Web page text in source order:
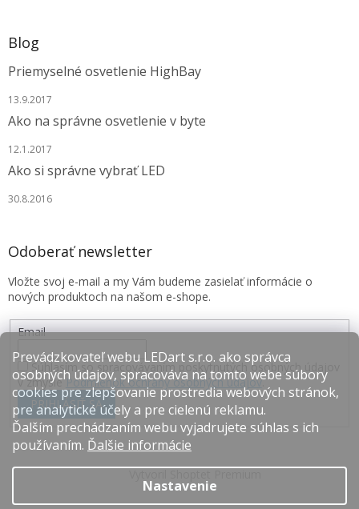
Prevádzkovateľ webu LEDart s.r.o. ako správca
osobných údajov, spracováva na tomto webe súbory
cookies pre zlepšovanie prostredia webových stránok,
pre analytické účely a pre cielenú reklamu.
Ďalším prechádzaním webu vyjadrujete súhlas s ich
používaním. Ďalšie informácie
Nastavenie
Blog
Priemyselné osvetlenie HighBay
13.9.2017
Ako na správne osvetlenie v byte
12.1.2017
Ako si správne vybrať LED
30.8.2016
Odoberať newsletter
Vložte svoj e-mail a my Vám budeme zasielať informácie o
nových produktoch na našom e-shope.
Email
Súhlasím so spracovávaním poskytnutých osobných údajov
v zmysle Podmienok ochrany osobných údajov.
PRIHLÁSIŤ SA